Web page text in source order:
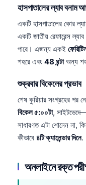
হাসপাতালের ল্যাব বনাম
একটি হাসপাতালের কোর
একটি জাতীয় রেফারেন্স
পারে। এজন্য একই
শহরে এবং 48 ঘন্টাঅন্য
শুক্রবার বিকেলের প্রভাব
শেষ কুরিয়ার সংগ্রহের পর
বিকেল ৫:০০টা,
সাধারণত এটা শোনেন না,
কীভাবে ৪টি ক্যালেন্ডার দিনে.
অনলাইনে রক্ত